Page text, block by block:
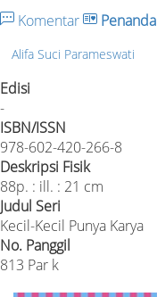
Komentar Penanda
Alifa Suci Parameswati
Edisi
-
ISBN/ISSN
978-602-420-266-8
Deskripsi Fisik
88p. : ill. : 21 cm
Judul Seri
Kecil-Kecil Punya Karya
No. Panggil
813 Par k